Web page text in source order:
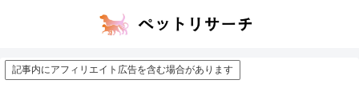
記事内にアフィリエイト広告を含む場合があります